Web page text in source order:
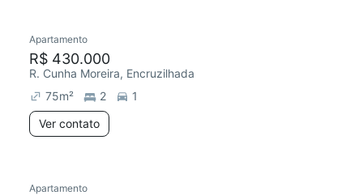
Apartamento
R$ 430.000
R. Cunha Moreira, Encruzilhada
75m² 2
1
Ver contato
Apartamento